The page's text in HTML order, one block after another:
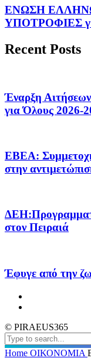
ΕΝΩΣΗ
ΥΠΟΤΡΟΦΙΕΣ
Recent Posts
Έναρξη
για Όλους 2026-
ΕΒΕΑ:
στην
στον Πειραιά
Έφυγε από την
© PIRAEUS365
Home ΟΙΚΟΝΟΜΙΑ